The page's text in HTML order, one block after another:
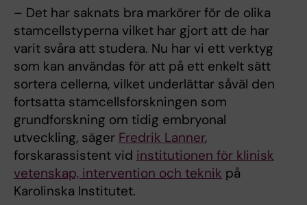
– Det har saknats bra markörer för de olika
stamcellstyperna vilket har gjort att de har
varit svåra att studera. Nu har vi ett verktyg
som kan användas för att på ett enkelt sätt
sortera cellerna, vilket underlättar såväl den
fortsatta stamcellsforskningen som
grundforskning om tidig embryonal
utveckling, säger Fredrik Lanner,
forskarassistent vid institutionen för klinisk
vetenskap, intervention och teknik på
Karolinska Institutet.